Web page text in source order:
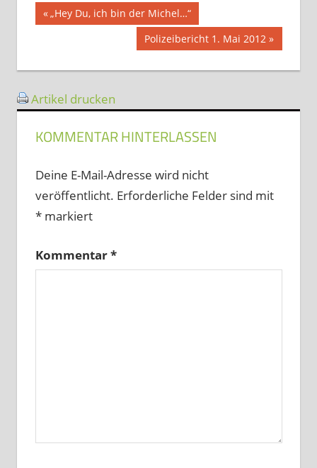
Beitragsnavigation
Vorheriger
Beitrag:
„Hey Du, ich bin der Michel…“
Nächster
Beitrag:
Polizeibericht 1. Mai 2012
Artikel drucken
KOMMENTAR HINTERLASSEN
Deine E-Mail-Adresse wird nicht
veröffentlicht. Erforderliche Felder sind mit
*markiert
Kommentar*